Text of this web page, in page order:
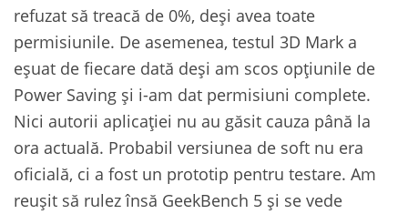
refuzat să treacă de 0%, deși avea toate
permisiunile. De asemenea, testul 3D Mark a
eșuat de fiecare dată deși am scos opțiunile de
Power Saving și i-am dat permisiuni complete.
Nici autorii aplicației nu au găsit cauza până la
ora actuală. Probabil versiunea de soft nu era
oficială, ci a fost un prototip pentru testare. Am
reușit să rulez însă GeekBench 5 și se vede